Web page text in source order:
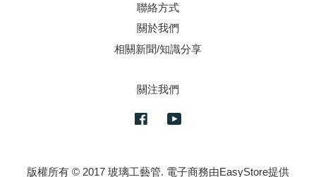
聯絡方式
關於我們
相關新聞/知識分享
關注我們
Facebook
版權所有 © 2017 玻璃工藝管. 電子商務由EasyStore提供